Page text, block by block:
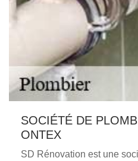
SOCIÉTÉ DE
ONTEX
SD Rénovation est une